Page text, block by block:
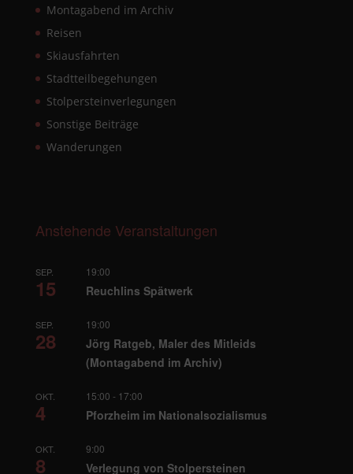
Montagabend im Archiv
Reisen
Skiausfahrten
Stadtteilbegehungen
Stolpersteinverlegungen
Sonstige Beiträge
Wanderungen
Anstehende Veranstaltungen
SEP.
15
19:00
Reuchlins Spätwerk
SEP.
28
19:00
Jörg Ratgeb, Maler des Mitleids
(Montagabend im Archiv)
OKT.
4
15:00 - 17:00
Pforzheim im Nationalsozialismus
OKT.
8
9:00
Verlegung von Stolpersteinen